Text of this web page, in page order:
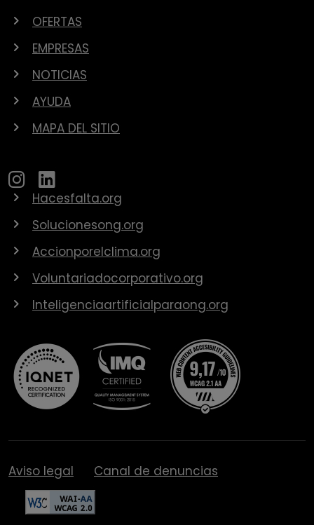
OFERTAS
EMPRESAS
NOTICIAS
AYUDA
MAPA DEL SITIO
Hacesfalta.org
Solucionesong.org
Accionporelclima.org
Voluntariadocorporativo.org
Inteligenciaartificialparaong.org
Aviso legal Canal de denuncias